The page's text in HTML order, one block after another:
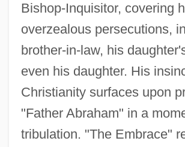
Bishop-Inquisitor, covering
overzealous persecutions,
brother-in-law, his
even his daughter. His
Christianity surfaces upon
"Father Abraham" in a
tribulation. "The Embrace"